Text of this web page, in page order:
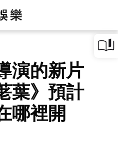
演的新片
葉》預計
哪裡開